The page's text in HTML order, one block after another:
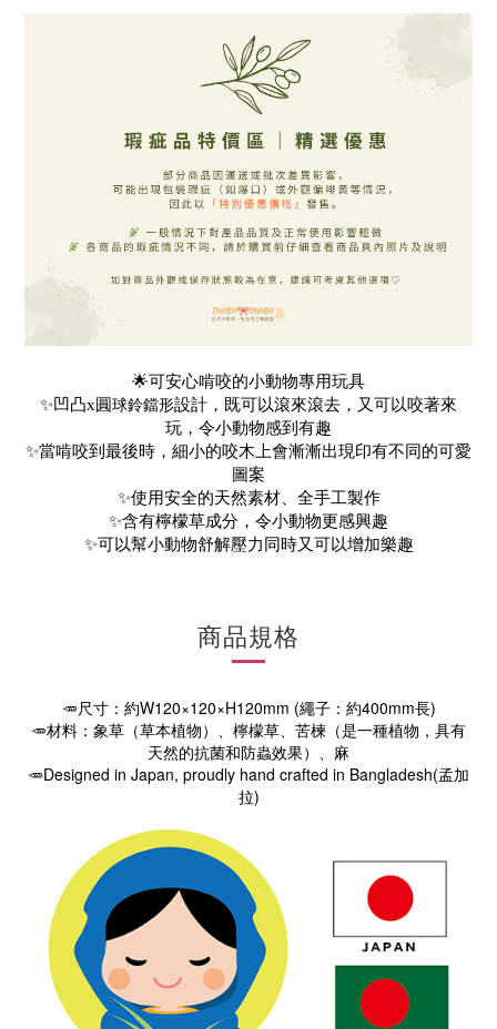
🌟可安心啃咬的小動物專用玩具
✨凹凸x圓球鈴鐺形設計， 既可以滾來滾去，又可以咬著來
玩，令小動物感到有趣
✨當啃咬到最後時，細小的咬木上會漸漸出現印有不同的可愛
圖案
✨使用安全的天然素材、全手工製作
✨含有檸檬草成分， 令小動物更感興趣
✨可以幫小動物舒解壓力同時又可以增加樂趣
商品規格
🥕尺寸：約W120×120×H120mm (繩子：約400mm長)
🥕材料：象草（草本植物） 、 檸檬草、苦楝（是一種植物，具有
天然的抗菌和防蟲效果） 、麻
🥕Designed in Japan, proudly hand crafted in Bangladesh(孟加
拉)